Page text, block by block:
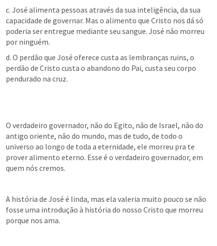
c. José alimenta pessoas através da sua inteligência, da sua
capacidade de governar. Mas o alimento que Cristo nos dá só
poderia ser entregue mediante seu sangue. José não morreu
por ninguém.
d. O perdão que José oferece custa as lembranças ruins, o
perdão de Cristo custa o abandono do Pai, custa seu corpo
pendurado na cruz.
O verdadeiro governador, não do Egito, não de Israel, não do
antigo oriente, não do mundo, mas de tudo, de todo o
universo ao longo de toda a eternidade, ele morreu pra te
prover alimento eterno. Esse é o verdadeiro governador, em
quem nós cremos.
A história de José é linda, mas ela valeria muito pouco se não
fosse uma introdução à história do nosso Cristo que morreu
porque nos ama.